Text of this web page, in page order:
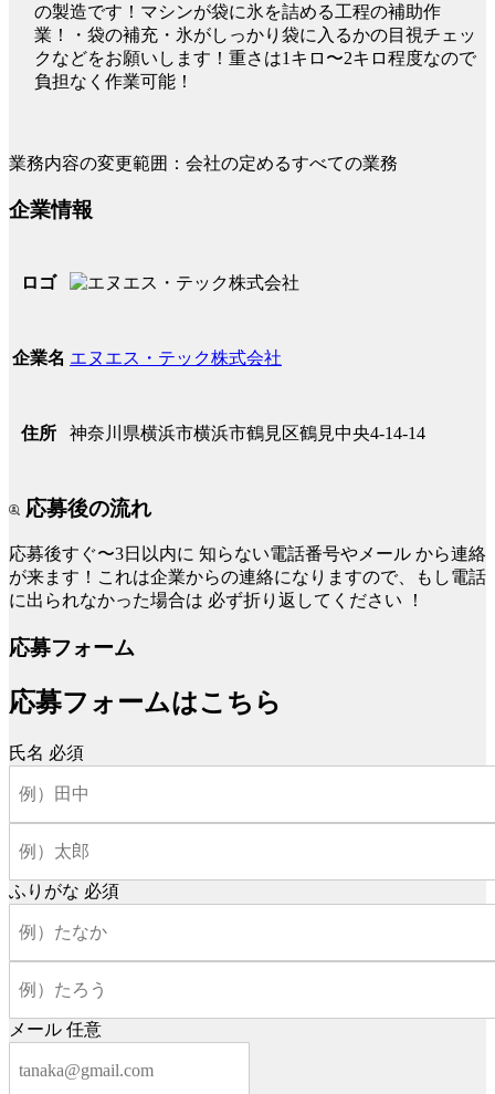
の製造です！マシンが袋に氷を詰める工程の補助作
業！・袋の補充・氷がしっかり袋に入るかの目視チェッ
クなどをお願いします！重さは1キロ〜2キロ程度なので
負担なく作業可能！
業務内容の変更範囲：会社の定めるすべての業務
企業情報
ロゴ
企業名 エヌエス・テック株式会社
住所 神奈川県横浜市横浜市鶴見区鶴見中央4-14-14
応募後の流れ
応募後すぐ〜3日以内に 知らない電話番号やメール から連絡
が来ます！これは企業からの連絡になりますので、もし電話
に出られなかった場合は 必ず折り返してください ！
応募フォーム
応募フォームはこちら
氏名 必須
ふりがな 必須
メール 任意